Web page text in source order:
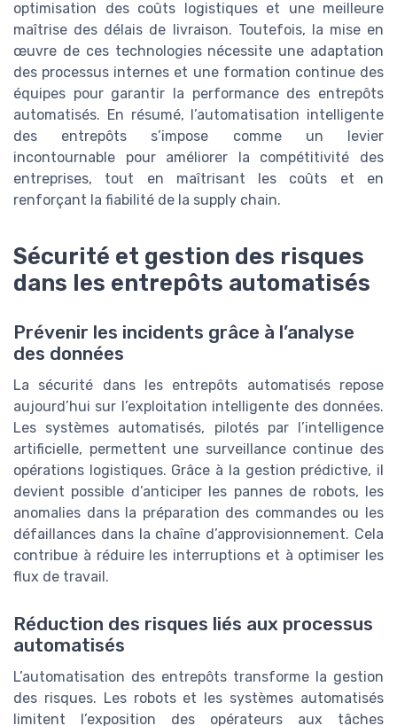
optimisation des coûts logistiques et une meilleure
maîtrise des délais de livraison. Toutefois, la mise en
œuvre de ces technologies nécessite une adaptation
des processus internes et une formation continue des
équipes pour garantir la performance des entrepôts
automatisés. En résumé, l’automatisation intelligente
des entrepôts s’impose comme un levier
incontournable pour améliorer la compétitivité des
entreprises, tout en maîtrisant les coûts et en
renforçant la fiabilité de la supply chain.
Sécurité et gestion des risques
dans les entrepôts automatisés
Prévenir les incidents grâce à l’analyse
des données
La sécurité dans les entrepôts automatisés repose
aujourd’hui sur l’exploitation intelligente des données.
Les systèmes automatisés, pilotés par l’intelligence
artificielle, permettent une surveillance continue des
opérations logistiques. Grâce à la gestion prédictive, il
devient possible d’anticiper les pannes de robots, les
anomalies dans la préparation des commandes ou les
défaillances dans la chaîne d’approvisionnement. Cela
contribue à réduire les interruptions et à optimiser les
flux de travail.
Réduction des risques liés aux processus
automatisés
L’automatisation des entrepôts transforme la gestion
des risques. Les robots et les systèmes automatisés
limitent l’exposition des opérateurs aux tâches